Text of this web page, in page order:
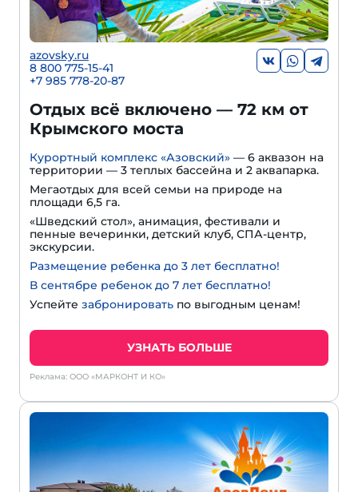
azovsky.ru
8 800 775-15-41
+7 985 778-20-87
Отдых всё включено — 72 км от
Крымского моста
Курортный комплекс «Азовский» — 6 аквазон на
территории — 3 теплых бассейна и 2 аквапарка.
Мегаотдых для всей семьи на природе на
площади 6,5 га.
«Шведский стол», анимация, фестивали и
пенные вечеринки, детский клуб, СПА-центр,
экскурсии.
Размещение ребенка до 3 лет бесплатно!
В сентябре ребенок до 7 лет бесплатно!
Успейте забронировать по выгодным ценам!
УЗНАТЬ БОЛЬШЕ
Реклама: ООО «МАРКОНТ И КО»